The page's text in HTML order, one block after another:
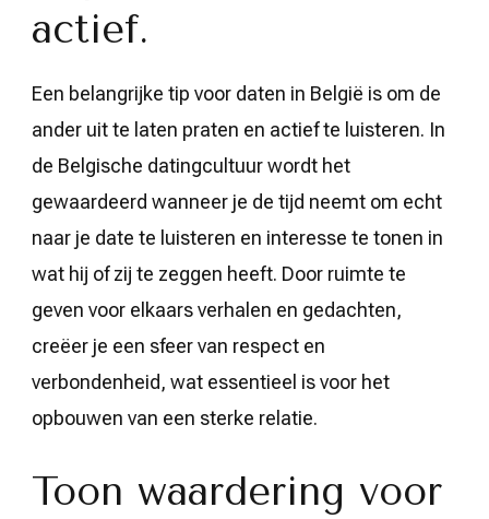
actief.
Een belangrijke tip voor daten in België is om de
ander uit te laten praten en actief te luisteren. In
de Belgische datingcultuur wordt het
gewaardeerd wanneer je de tijd neemt om echt
naar je date te luisteren en interesse te tonen in
wat hij of zij te zeggen heeft. Door ruimte te
geven voor elkaars verhalen en gedachten,
creëer je een sfeer van respect en
verbondenheid, wat essentieel is voor het
opbouwen van een sterke relatie.
Toon waardering voor